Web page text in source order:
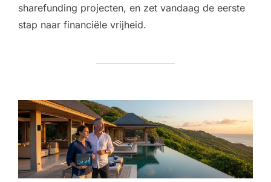
sharefunding projecten, en zet vandaag de eerste
stap naar financiële vrijheid.